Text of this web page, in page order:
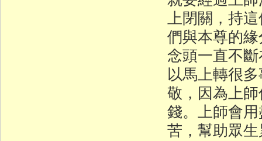
上閉關，持
們與本尊的
念頭一直不
以馬上轉很
敬，因為上
錢。上師會
苦，幫助眾